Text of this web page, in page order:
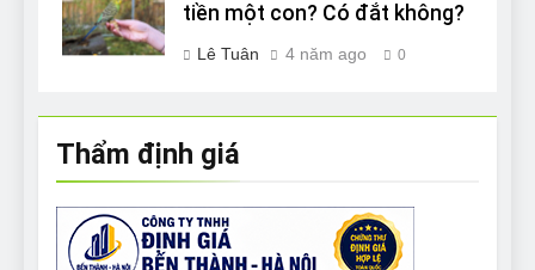
tiền một con? Có đắt không?
Lê Tuân 4 năm ago 0
Thẩm định giá